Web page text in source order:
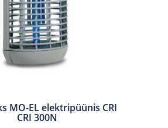
MO-EL elektripüünis CRI
CRI 300N